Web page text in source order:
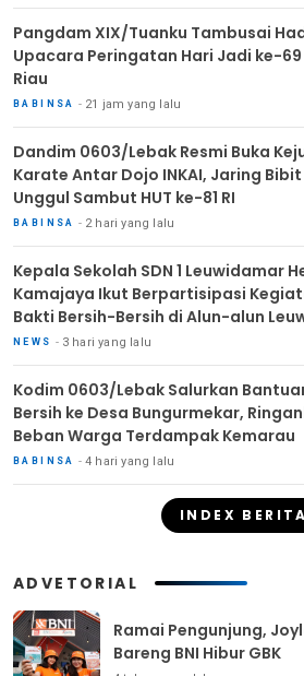
Pangdam XIX/Tuanku Tambusai
Upacara Peringatan Hari Jadi ke-69
Riau
BABINSA 21 jam yang lalu
Dandim 0603/Lebak Resmi Buka
Karate Antar Dojo INKAI, Jaring
Unggul Sambut HUT ke-81 RI
BABINSA 2 hari yang lalu
Kepala Sekolah SDN 1 Leuwidamar
Kamajaya Ikut Berpartisipasi
Bakti Bersih-Bersih di Alun-alun
NEWS 3 hari yang lalu
Kodim 0603/Lebak Salurkan
Bersih ke Desa Bungurmekar,
Beban Warga Terdampak Kemarau
BABINSA 4 hari yang lalu
INDEX BERITA
ADVETORIAL
Ramai Pengunjung,
Bareng BNI Hibur GBK